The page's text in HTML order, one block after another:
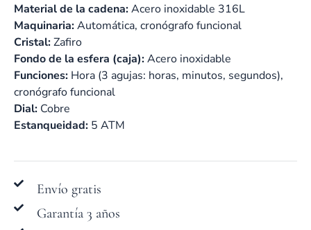
Material de la cadena:Acero inoxidable 316L
Maquinaria:Automática, cronógrafo funcional
Cristal:Zafiro
Fondo de la esfera (caja):Acero inoxidable
Funciones: Hora (3 agujas: horas, minutos, segundos),
cronógrafo funcional
Dial: Cobre
Estanqueidad: 5 ATM
Envío gratis
Garantía 3 años